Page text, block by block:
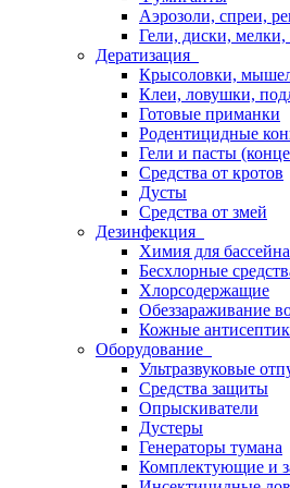
Аэрозоли, спреи,
Гели, диски,
Дератизация
Крысоловки,
Клеи, ловушки,
Готовые приманки
Родентицидные
Гели и пасты
Средства от кротов
Дусты
Средства от змей
Дезинфекция
Химия для бассейна
Бесхлорные
Хлорсодержащие
Обеззараживание
Кожные
Оборудование
Ультразвуковые
Средства защиты
Опрыскиватели
Дустеры
Генераторы тумана
Комплектующие и